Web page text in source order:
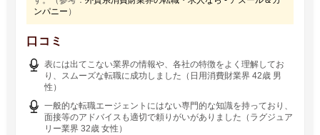
ンパニー ）
口コミ
表には出てこない業界の情報や、各社の特徴をよく理解してお
り、スムーズな転職に成功しました（日用消費財業界 42歳 男
性）
一般的な転職エージェントにはない専門的な知識を持っており、
面接等のアドバイスも適切で頼りがいがありました（ラグジュア
リー業界 32歳 女性）